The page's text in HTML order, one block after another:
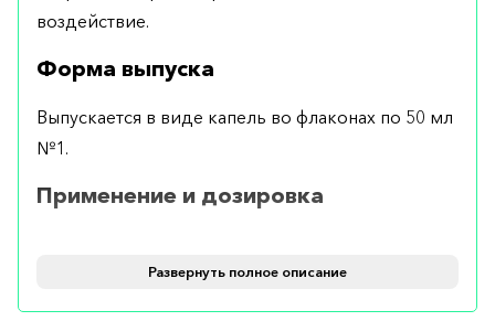
воздействие.
Форма выпуска
Выпускается в виде капель во флаконах по 50 мл
№1.
Применение и дозировка
дозировка составляет 10 капель для взрослых и
Развернуть полное описание